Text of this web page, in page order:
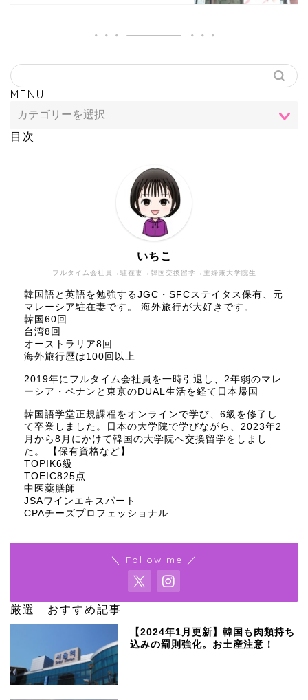
MENU
目次
フルタイム会社員→駐在妻→韓国交換留学→主婦兼大学院生
いちこ
韓国語と英語を勉強するJGC・SFCステイタス保有、元
マレーシア駐在妻です。 海外旅行が大好きです。
韓国60回
台湾8回
オーストラリア8回
海外旅行歴は100回以上
2019年にフルタイム会社員を一時引退し、2年弱のマレ
ーシア・ペナンと東京のDUAL生活を経て日本帰国
韓国語学堂正規課程をオンラインで学び、6級を修了し
て卒業しました。日本の大学院で学びながら、2023年2
月から8月にかけて韓国の大学院へ交換留学をしまし
た。 【保有資格など】
TOPIK6級
TOEIC825点
中医薬膳師
JSAワインエキスパート
CPAチーズプロフェッショナル
＼ Follow me ／
厳選 おすすめ記事
【2024年1月更新】韓国も肉類持ち
込みの罰則強化。お土産注意！